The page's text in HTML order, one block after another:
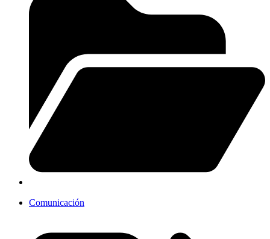
Comunicación